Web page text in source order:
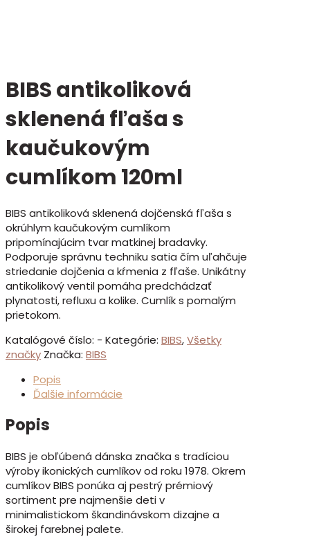
BIBS antikoliková
sklenená fľaša s
kaučukovým
cumlíkom 120ml
BIBS antikoliková sklenená dojčenská fľaša s
okrúhlym kaučukovým cumlíkom
pripomínajúcim tvar matkinej bradavky.
Podporuje správnu techniku satia čím uľahčuje
striedanie dojčenia a kŕmenia z fľaše. Unikátny
antikolikový ventil pomáha predchádzať
plynatosti, refluxu a kolike. Cumlík s pomalým
prietokom.
Katalógové číslo: - Kategórie: BIBS,Všetky
značky Značka: BIBS
Popis
Ďalšie informácie
Popis
BIBS je obľúbená dánska značka s tradíciou
výroby ikonických cumlíkov od roku 1978. Okrem
cumlíkov BIBS ponúka aj pestrý prémiový
sortiment pre najmenšie deti v
minimalistickom škandinávskom dizajne a
širokej farebnej palete.